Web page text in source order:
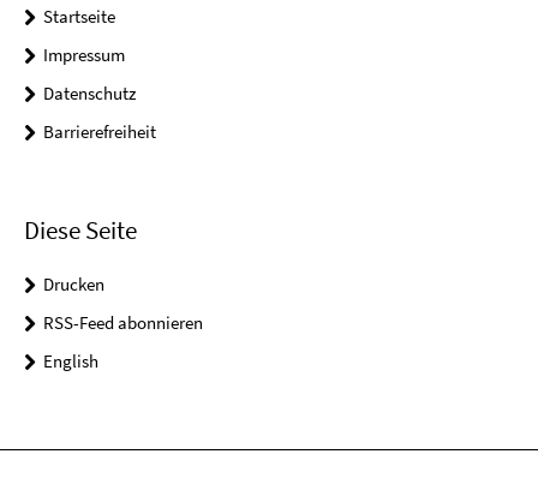
Startseite
Impressum
Datenschutz
Barrierefreiheit
Diese Seite
Drucken
RSS-Feed abonnieren
English